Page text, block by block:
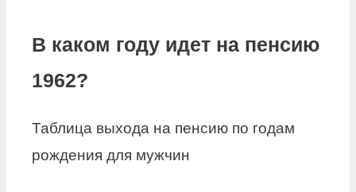
В каком году идет на пенсию
1962?
Таблица выхода на пенсию по годам
рождения для мужчин